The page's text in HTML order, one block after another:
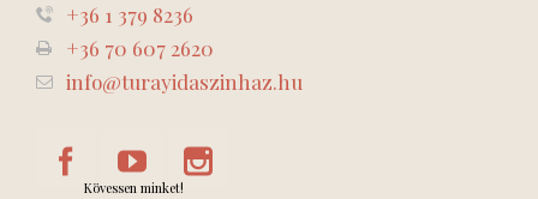
+36 1 379 8236
+36 70 607 2620
info@turayidaszinhaz.hu
Kövessen minket!